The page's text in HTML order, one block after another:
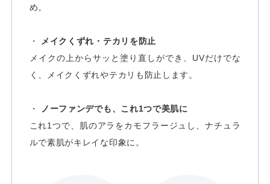
め。
・
メイクくずれ・テカリを防止
メイクの上からサッと塗り直しができ、UVだけでな
く、メイクくずれやテカリも防止します。
・
ノーファンデでも、これ1つで美肌に
これ1つで、肌のアラをカモフラージュし、ナチュラ
ルで素肌がキレイな印象に。